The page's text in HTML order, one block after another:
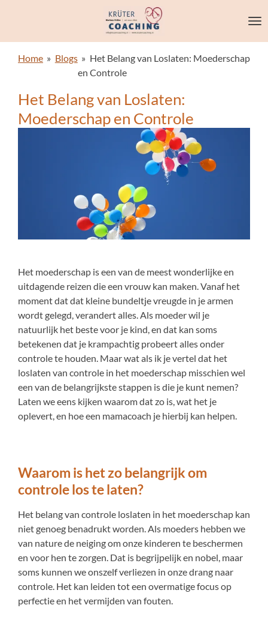
naar
Home » Blogs » Het Belang van Loslaten: Moederschap
en Controle
Het Belang van Loslaten:
Moederschap en Controle
Het moederschap is een van de meest wonderlijke en
uitdagende reizen die een vrouw kan maken. Vanaf het
moment dat dat kleine bundeltje vreugde in je armen
wordt gelegd, verandert alles. Als moeder wil je
natuurlijk het beste voor je kind, en dat kan soms
betekenen dat je krampachtig probeert alles onder
controle te houden. Maar wat als ik je vertel dat het
loslaten van controle in het moederschap misschien wel
een van de belangrijkste stappen is die je kunt nemen?
Laten we eens kijken waarom dat zo is, wat het je
oplevert, en hoe een mamacoach je hierbij kan helpen.
Waarom is het zo belangrijk om
controle los te laten?
Het belang van controle loslaten in het moederschap kan
niet genoeg benadrukt worden. Als moeders hebben we
van nature de neiging om onze kinderen te beschermen
en voor hen te zorgen. Dat is begrijpelijk en nobel, maar
soms kunnen we onszelf verliezen in onze drang naar
controle. Het kan leiden tot een overmatige focus op
perfectie en het vermijden van fouten.